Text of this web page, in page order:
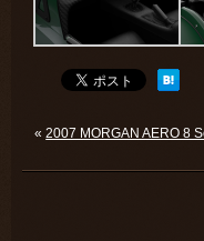
«2007 MORGAN AERO 8